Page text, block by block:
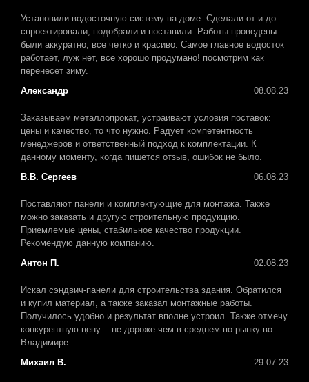
Установили водосточную систему на доме. Сделали от и до:
спроектировали, подобрали и поставили. Работы проведены
были аккуратно, все четко и красиво. Самое главное водосток
работает, луж нет, все хорошо продумано! посмотрим как
перенесет зиму.
Александр
08.08.23
Заказываем металлопрокат, устраивают условия поставок:
цены и качество, то что нужно. Радует компетентность
менеджеров и ответственный подход к комплектации. К
данному моменту, когда пишется отзыв, ошибок не было.
В.В. Сергеев
06.08.23
Поставляют панели и комплектующие для монтажа. Также
можно заказать и другую строительную продукцию.
Приемлемые цены, стабильное качество продукции.
Рекомендую данную компанию.
Антон П.
02.08.23
Искал сэндвич-панели для строительства здания. Обратился
и купил материал, а также заказал монтажные работы.
Получилось удобно и результат вполне устроил. Также отмечу
конкурентную цену .. не дороже чем в среднем по рынку во
Владимире
Михаил В.
29.07.23